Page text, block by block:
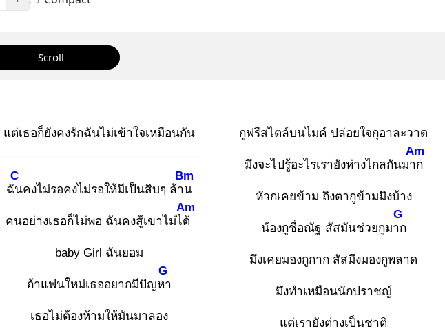
Scroll
แต่เธอก็ยังคงรักฉันไม่เข้าใจเหมือนกัน
ฉัน
C
คงไม่รอคงไม่รอให้มีเป็นสิบๆ ล้าน
Bm
คนอย่างเธอก็ไม่พอ ฉันคงสู้เขาไม่ได้
Am
baby Girl ฉันยอม
ถ้าแฟนใหม่เธออยากมีปัญหา
G
เธอไม่ต้องห้ามให้มันมาลอง
กูฟรีสไตล์บนไมค์ ปล่อยใจกุอาละวาด
มึงจะไปรู้อะไรเรายังห่างไกลกันมาก
Am
หัวกเคยข้าม ถึงตากูข้ามมึงบ้าง
น้องกูชื่อณัฐ สัสมันช่วยกูมาก
G
มึงเคยมองกูกาก สัสมึงมองกูพลาด
มึงทำเหมือนนักปราชญ์
แต่เรายังต่างเป็นชาติ